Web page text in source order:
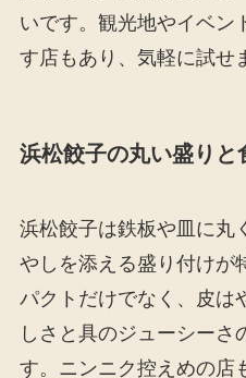
いです。観光地やイベン
す店もあり、気軽に試せ
浜松餃子の丸い盛りと
浜松餃子は鉄板や皿に丸
やしを添える盛り付けが
パクトだけでなく、皮は
しさと具のジューシーさ
す。ニンニク控えめの店